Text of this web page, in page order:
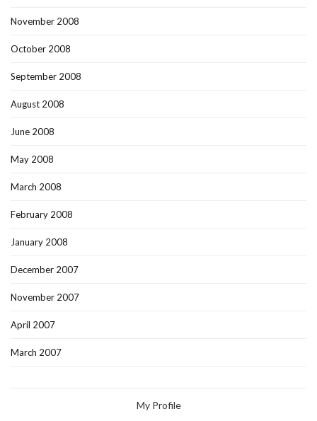
November 2008
October 2008
September 2008
August 2008
June 2008
May 2008
March 2008
February 2008
January 2008
December 2007
November 2007
April 2007
March 2007
My Profile